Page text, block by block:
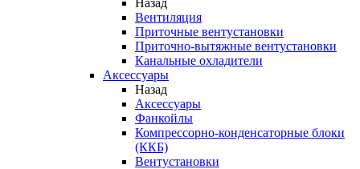
Назад
Вентиляция
Приточные вентустановки
Приточно-вытяжные вентустановки
Канальные охладители
Аксессуары
Назад
Аксессуары
Фанкойлы
Компрессорно-конденсаторные блоки
(ККБ)
Вентустановки